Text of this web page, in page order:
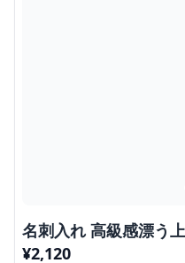
名刺入れ 高級感漂う
¥2,120